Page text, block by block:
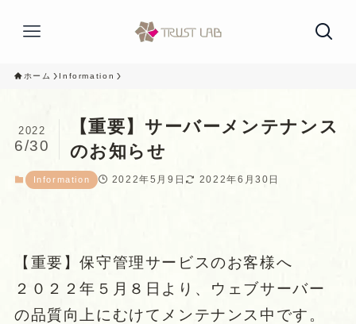
ホーム Information
【重要】サーバーメンテナンス
のお知らせ
2022
6/30
Information 2022年5月9日 2022年6月30日
【重要】保守管理サービスのお客様へ
２０２２年５月８日より、ウェブサーバー
の品質向上にむけてメンテナンス中です。